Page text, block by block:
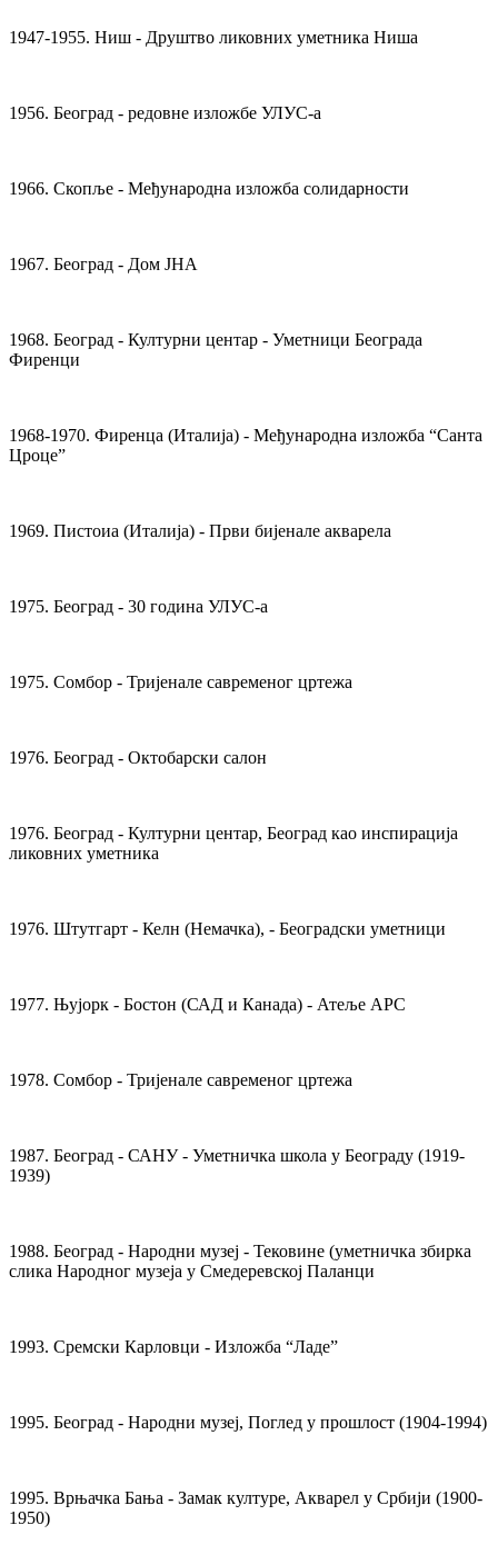
1947-1955. Ниш - Друштво ликовних уметника Ниша
1956. Београд - редовне изложбе УЛУС-а
1966. Скопље - Међународна изложба солидарности
1967. Београд - Дом ЈНА
1968. Београд - Културни центар - Уметници Београда
Фиренци
1968-1970. Фиренца (Италија) - Међународна изложба “Санта
Цроце”
1969. Пистоиа (Италија) - Први бијенале акварела
1975. Београд - 30 година УЛУС-а
1975. Сомбор - Тријенале савременог цртежа
1976. Београд - Октобарски салон
1976. Београд - Културни центар, Београд као инспирација
ликовних уметника
1976. Штутгарт - Келн (Немачка), - Београдски уметници
1977. Њујорк - Бостон (САД и Канада) - Атеље АРС
1978. Сомбор - Тријенале савременог цртежа
1987. Београд - САНУ - Уметничка школа у Београду (1919-
1939)
1988. Београд - Народни музеј - Тековине (уметничка збирка
слика Народног музеја у Смедеревској Паланци
1993. Сремски Карловци - Изложба “Ладе”
1995. Београд - Народни музеј, Поглед у прошлост (1904-1994)
1995. Врњачка Бања - Замак културе, Акварел у Србији (1900-
1950)